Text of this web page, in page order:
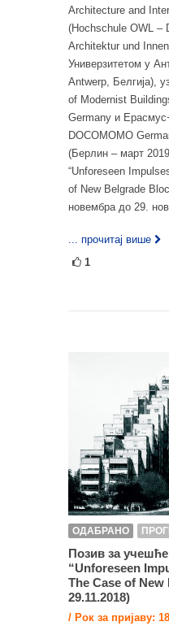
Architecture and
(Hochschule OWL –
Architektur und
Универзитетом у
Antwerp, Белгија),
of Modernist
Germany и
DOCOMOMO
(Берлин – март
“Unforeseen
of New Belgrade
новембра до 29.
... прочитај више
1
ОДАБРАНО
Позив за
“Unforeseen
The Case of New
29.11.2018)
/ Рок за пријаву: